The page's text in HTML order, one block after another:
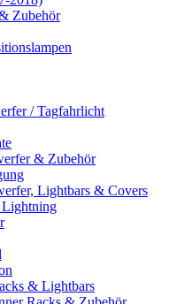
Zubehör
/ Tagfahrlicht
& Zubehör
Lightbars & Covers
Lightning
& Lightbars